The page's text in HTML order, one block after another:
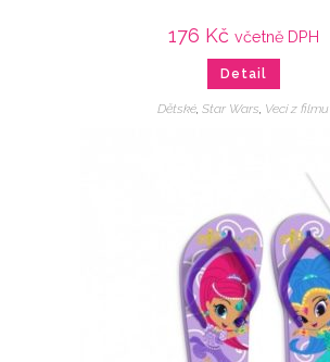
176 Kč včetně DPH
Detail
Dětské, Star Wars, Veci z filmu